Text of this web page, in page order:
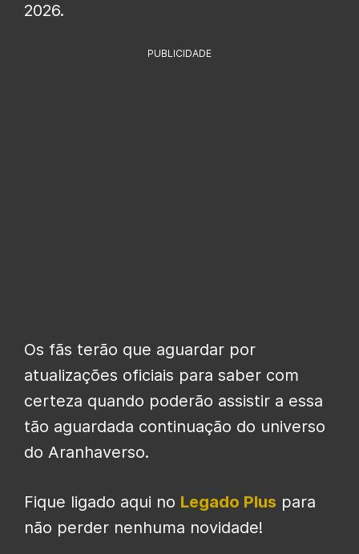
2026.
PUBLICIDADE
Os fãs terão que aguardar por
atualizações oficiais para saber com
certeza quando poderão assistir a essa
tão aguardada continuação do universo
do Aranhaverso.
Fique ligado aqui no Legado Plus para
não perder nenhuma novidade!